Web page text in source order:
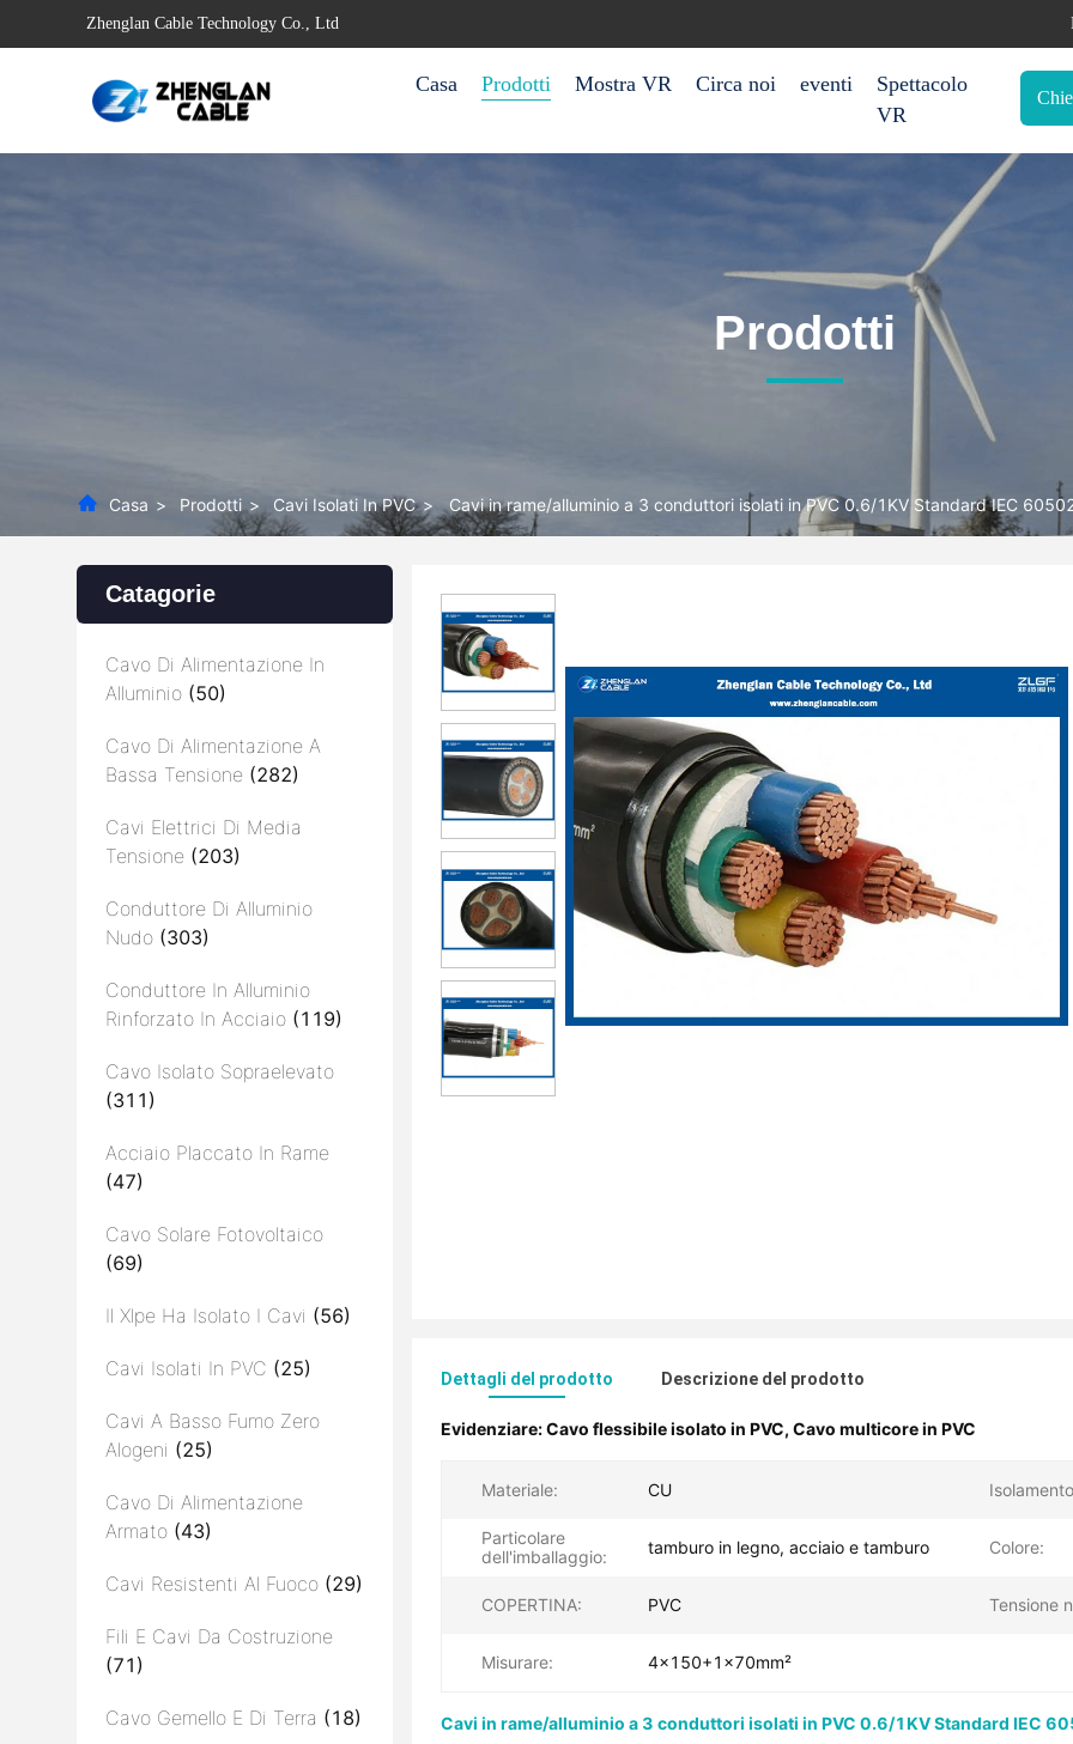
Zhenglan Cable Technology Co., Ltd
Casa Prodotti Mostra VR Circa noi eventi
Spettacolo
VR
Prodotti
Casa > Prodotti > Cavi Isolati In PVC > Cavi in rame/alluminio a 3 conduttori isolati in PVC 0.6/1KV Standard IEC
Catagorie
Cavo Di Alimentazione In
Alluminio (50)
Cavo Di Alimentazione A
Bassa Tensione (282)
Cavi Elettrici Di Media
Tensione (203)
Conduttore Di Alluminio
Nudo (303)
Conduttore In Alluminio
Rinforzato In Acciaio (119)
Cavo Isolato Sopraelevato
(311)
Acciaio Placcato In Rame
(47)
Cavo Solare Fotovoltaico
(69)
Il Xlpe Ha Isolato I Cavi (56)
Cavi Isolati In PVC (25)
Cavi A Basso Fumo Zero
Alogeni (25)
Cavo Di Alimentazione
Armato (43)
Cavi Resistenti Al Fuoco (29)
Fili E Cavi Da Costruzione
(71)
Cavo Gemello E Di Terra (18)
Dettagli del prodotto Descrizione del prodotto
Evidenziare:Cavo flessibile isolato in PVC, Cavo multicore in PVC
Materiale: CU
Particolare
dell'imballaggio:
tamburo in legno, acciaio e tamburo Colore:
COPERTINA: PVC Tensione
Misurare: 4x150+1x70mm²
Cavi in rame/alluminio a 3 conduttori isolati in PVC 0.6/1KV Standard IEC